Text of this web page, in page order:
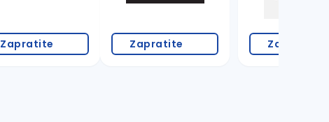
Zapratite Zapratite Zapratite